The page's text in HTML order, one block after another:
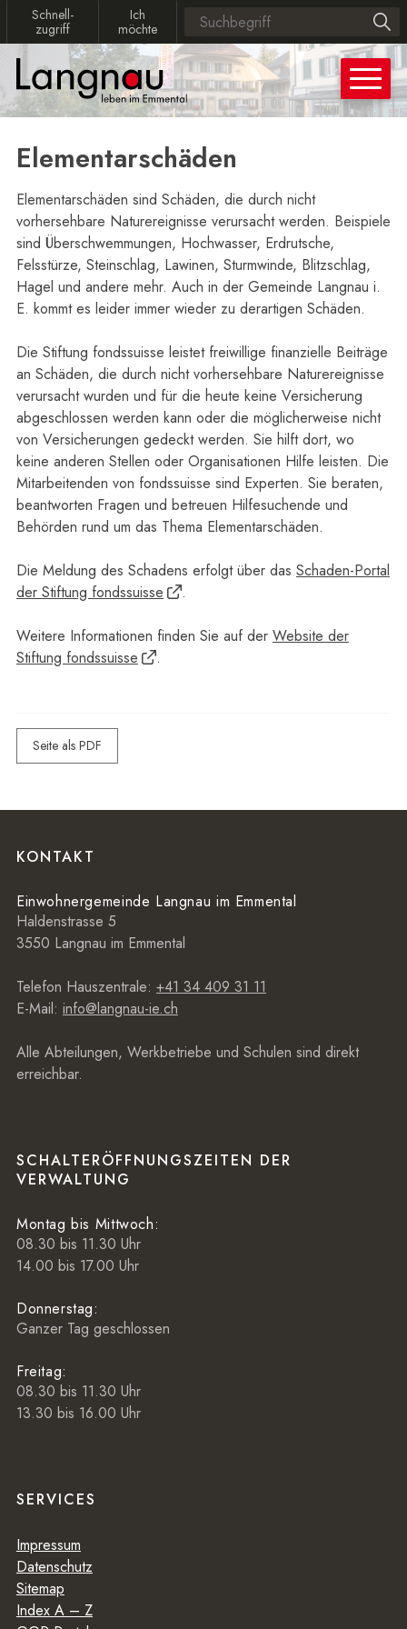
Navigieren in Langnau
Schnellnavigation
Schnellzugriff
Schnell­
zugriff
Ich möchte
Ich
möchte
Suchbegriff
Elementarschäden
Elementarschäden sind Schäden, die durch nicht
vorhersehbare Naturereignisse verursacht werden. Beispiele
sind Überschwemmungen, Hochwasser, Erdrutsche,
Felsstürze, Steinschlag, Lawinen, Sturmwinde, Blitzschlag,
Hagel und andere mehr. Auch in der Gemeinde Langnau i.
E. kommt es leider immer wieder zu derartigen Schäden.
Die Stiftung fondssuisse leistet freiwillige finanzielle Beiträge
an Schäden, die durch nicht vorhersehbare Naturereignisse
verursacht wurden und für die heute keine Versicherung
abgeschlossen werden kann oder die möglicherweise nicht
von Versicherungen gedeckt werden. Sie hilft dort, wo
keine anderen Stellen oder Organisationen Hilfe leisten. Die
Mitarbeitenden von fondssuisse sind Experten. Sie beraten,
beantworten Fragen und betreuen Hilfesuchende und
Behörden rund um das Thema Elementarschäden.
Die Meldung des Schadens erfolgt über das Schaden-Portal
der Stiftung fondssuisse
.
Weitere Informationen finden Sie auf der Website der
Stiftung fondssuisse
.
Seite als PDF
KONTAKT
Einwohnergemeinde Langnau im Emmental
Haldenstrasse 5
3550 Langnau im Emmental
Telefon Hauszentrale: +41 34 409 31 11
E-Mail: info@langnau-ie.ch
Alle Abteilungen, Werkbetriebe und Schulen sind direkt
erreichbar.
SCHALTERÖFFNUNGSZEITEN DER
VERWALTUNG
Montag bis Mittwoch:
08.30 bis 11.30 Uhr
14.00 bis 17.00 Uhr
Donnerstag:
Ganzer Tag geschlossen
Freitag:
08.30 bis 11.30 Uhr
13.30 bis 16.00 Uhr
SERVICES
Impressum
Datenschutz
Sitemap
Index A – Z